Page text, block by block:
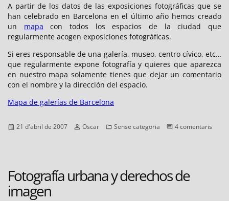
A partir de los datos de las exposiciones fotográficas que se
han celebrado en Barcelona en el último año hemos creado
un mapa con todos los espacios de la ciudad que
regularmente acogen exposiciones fotográficas.
Si eres responsable de una galería, museo, centro cívico, etc…
que regularmente expone fotografía y quieres que aparezca
en nuestro mapa solamente tienes que dejar un comentario
con el nombre y la dirección del espacio.
Mapa de galerías de Barcelona
Publicat
21 d'abril de 2007 Autor
Oscar Categories
Sense categoria 4 comentaris
Fotografía urbana y derechos de
imagen